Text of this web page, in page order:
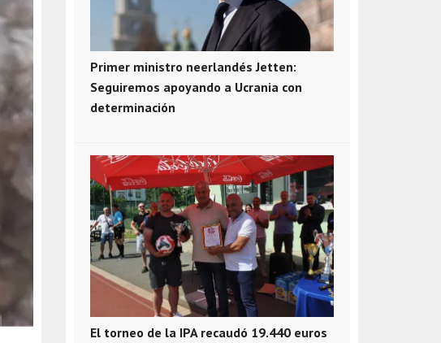
Primer ministro neerlandés Jetten:
Seguiremos apoyando a Ucrania con
determinación
El torneo de la IPA recaudó 19.440 euros